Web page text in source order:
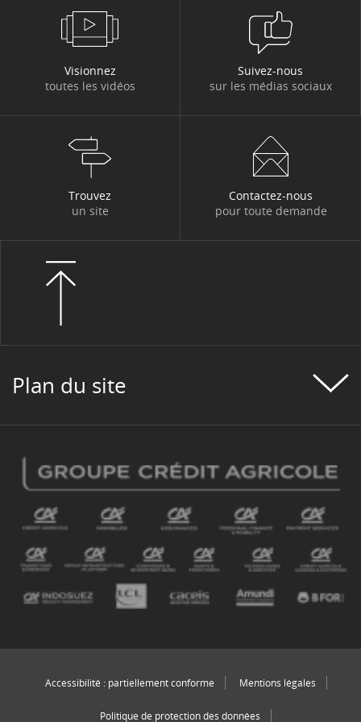
changements structur...
Visionnez
toutes les vidéos
Suivez-nous
sur les médias sociaux
Trouvez
un site
Contactez-nous
pour toute demande
Plan du site
Accessibilité : partiellement conforme Mentions légales
Politique de protection des données